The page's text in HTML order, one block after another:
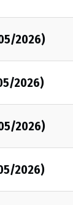
2026)
2026)
2026)
2026)